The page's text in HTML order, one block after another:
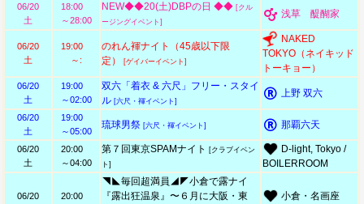
06/20
土
18:00
～28:00
NEW◆◆20(土)DBPの日 ◆◆ [クル
ージングイベント]
浅草 醍醐家
06/20
土
19:00
～:
のれん褌ナイト（45歳以下限
定）
[ゲイバーイベント]
NAKED
TOKYO（ネイキッド
トーキョー）
06/20
土
19:00
～02:00
双六「着衣 & 六尺」フリー・スタイ
ル [六尺・褌イベント]
上野 双六
06/20
土
19:00
～05:00
琉球男祭 [六尺・褌イベント] 那覇六天
06/20
土
20:00
～04:00
第７回東京SPAMナイト
[クラブイベン
ト]
D-light, Tokyo /
BOILERROOM
06/20
20:00
◥◣毎回超満員◢◤小倉で露ナイ
『露出狂温泉』〜６月に大阪・東
小倉・名画座